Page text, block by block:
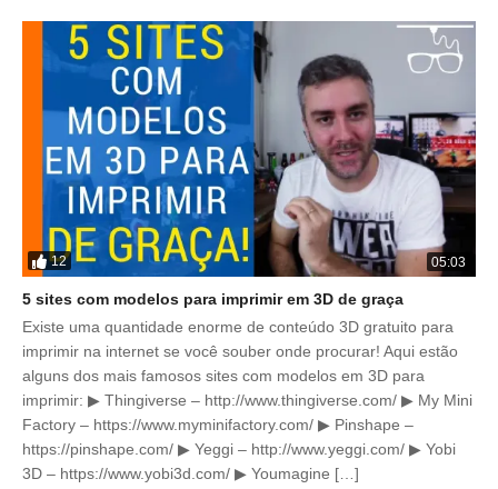
12 05:03
5 sites com modelos para imprimir em 3D de graça
Existe uma quantidade enorme de conteúdo 3D gratuito para
imprimir na internet se você souber onde procurar! Aqui estão
alguns dos mais famosos sites com modelos em 3D para
imprimir: ▶ Thingiverse – http://www.thingiverse.com/ ▶ My Mini
Factory – https://www.myminifactory.com/ ▶ Pinshape –
https://pinshape.com/ ▶ Yeggi – http://www.yeggi.com/ ▶ Yobi
3D – https://www.yobi3d.com/ ▶ Youmagine […]